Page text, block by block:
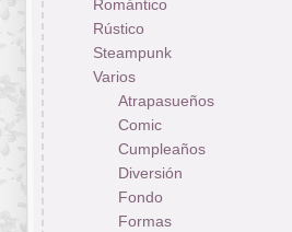
Romántico
Rústico
Steampunk
Varios
Atrapasueños
Comic
Cumpleaños
Diversión
Fondo
Formas